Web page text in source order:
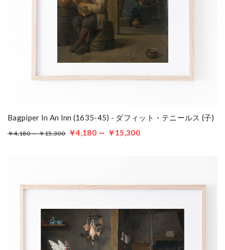
Bagpiper In An Inn (1635-45) - ダフィット・テニールス (子)
￥4,180 ～ ￥15,300 ￥4,180 ～ ￥15,300